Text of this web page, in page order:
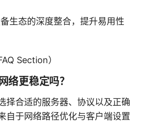
生态的深度整合，提升易用性
Section）
络更稳定吗？
择合适的服务器、协议以及正确
自于网络路径优化与客户端设置